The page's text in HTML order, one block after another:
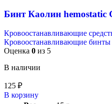
Бинт Каолин hemostatic
Кровоостанавливающие
Кровоостанавливающие бинты
Оценка 0 из 5
В наличии
125 ₽
В корзину